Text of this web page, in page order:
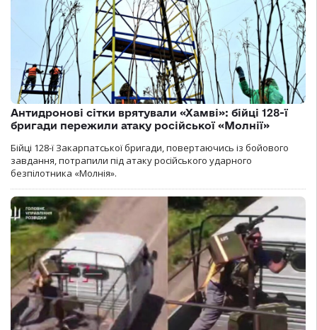
Антидронові сітки врятували «Хамві»: бійці 128-ї
бригади пережили атаку російської «Молнії»
Бійці 128-ї Закарпатської бригади, повертаючись із бойового
завдання, потрапили під атаку російського ударного
безпілотника «Молнія».